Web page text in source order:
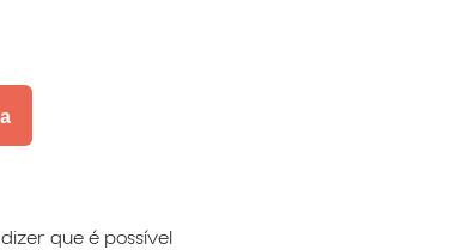
que é possível